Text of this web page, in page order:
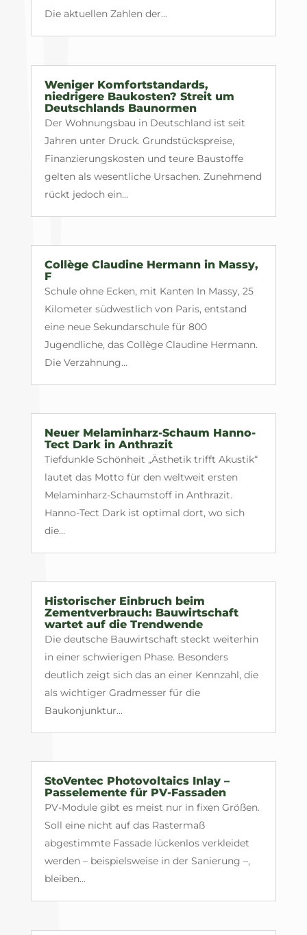
Die aktuellen Zahlen der...
Weniger Komfortstandards,
niedrigere Baukosten? Streit um
Deutschlands Baunormen
Der Wohnungsbau in Deutschland ist seit
Jahren unter Druck. Grundstückspreise,
Finanzierungskosten und teure Baustoffe
gelten als wesentliche Ursachen. Zunehmend
rückt jedoch ein...
Collège Claudine Hermann in Massy,
F
Schule ohne Ecken, mit Kanten In Massy, 25
Kilometer südwestlich von Paris, entstand
eine neue Sekundarschule für 800
Jugendliche, das Collège Claudine Hermann.
Die Verzahnung...
Neuer Melaminharz-Schaum Hanno-
Tect Dark in Anthrazit
Tiefdunkle Schönheit „Ästhetik trifft Akustik“
lautet das Motto für den weltweit ersten
Melaminharz-Schaumstoff in Anthrazit.
Hanno-Tect Dark ist optimal dort, wo sich
die...
Historischer Einbruch beim
Zementverbrauch: Bauwirtschaft
wartet auf die Trendwende
Die deutsche Bauwirtschaft steckt weiterhin
in einer schwierigen Phase. Besonders
deutlich zeigt sich das an einer Kennzahl, die
als wichtiger Gradmesser für die
Baukonjunktur...
StoVentec Photovoltaics Inlay –
Passelemente für PV-Fassaden
PV-Module gibt es meist nur in fixen Größen.
Soll eine nicht auf das Rastermaß
abgestimmte Fassade lückenlos verkleidet
werden – beispielsweise in der Sanierung –,
bleiben...